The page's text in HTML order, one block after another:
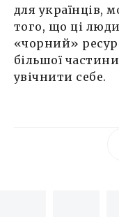
для українців,
того, що ці
«чорний»
більшої
увічнити себе.